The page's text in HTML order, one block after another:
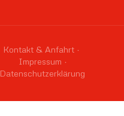
Kontakt & Anfahrt
Impressum
Datenschutzerklärung